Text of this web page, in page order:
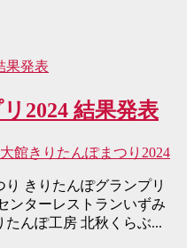
2024 結果発表
館きりたんぽまつり2024
きりたんぽグランプリ
ンターレストランいずみ
たんぽ工房 北秋くらぶ...